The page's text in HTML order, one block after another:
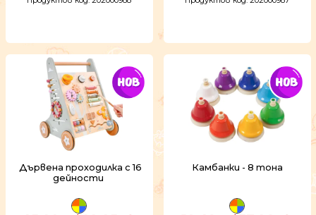
Дървена проходилка с 16
дейности
Камбанки - 8 тона